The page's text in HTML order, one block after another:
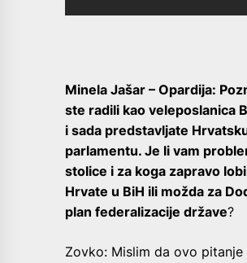
Minela Jašar – Opardija:
ste radili kao veleposlanica
i sada predstavljate
parlamentu. Je li vam
stolice i za koga zapravo
Hrvate u BiH ili možda za
plan federalizacije države?
Zovko: Mislim da ovo